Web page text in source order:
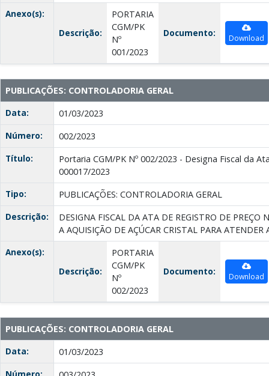
Anexo(s):
Descrição:
PORTARIA
CGM/PK
Nº
001/2023
Documento: Download
PUBLICAÇÕES: CONTROLADORIA GERAL
Data:
01/03/2023
Número:
002/2023
Título:
Portaria CGM/PK Nº 002/2023 - Designa Fiscal da
000017/2023
Tipo:
PUBLICAÇÕES: CONTROLADORIA GERAL
Descrição:
DESIGNA FISCAL DA ATA DE REGISTRO DE PREÇO
A AQUISIÇÃO DE AÇÚCAR CRISTAL PARA ATENDER
Anexo(s):
Descrição:
PORTARIA
CGM/PK
Nº
002/2023
Documento: Download
PUBLICAÇÕES: CONTROLADORIA GERAL
Data:
01/03/2023